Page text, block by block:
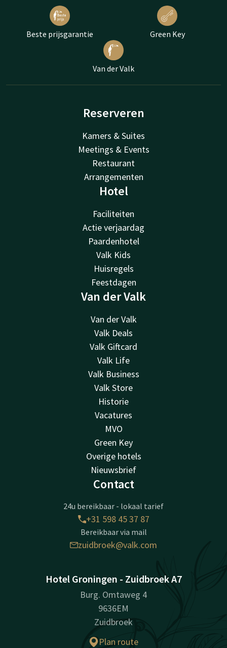
Beste prijsgarantie Green Key
Van der Valk
Reserveren
Kamers & Suites
Meetings & Events
Restaurant
Arrangementen
Hotel
Faciliteiten
Actie verjaardag
Paardenhotel
Valk Kids
Huisregels
Feestdagen
Van der Valk
Van der Valk
Valk Deals
Valk Giftcard
Valk Life
Valk Business
Valk Store
Historie
Vacatures
MVO
Green Key
Overige hotels
Nieuwsbrief
Contact
24u bereikbaar - lokaal tarief
+31 598 45 37 87
Bereikbaar via mail
zuidbroek@valk.com
Hotel Groningen - Zuidbroek A7
Burg. Omtaweg 4
9636EM
Zuidbroek
Plan route